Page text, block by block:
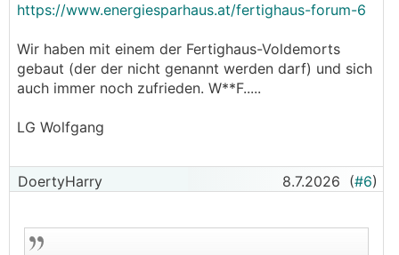
https://www.energiesparhaus.at/fertighaus-forum-6
Wir haben mit einem der Fertighaus-Voldemorts
gebaut (der der nicht genannt werden darf) und sich
auch immer noch zufrieden. W**F.....
LG Wolfgang
DoertyHarry 8.7.2026 (#6)